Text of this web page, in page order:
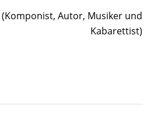
(Komponist, Autor, Musiker und
Kabarettist)